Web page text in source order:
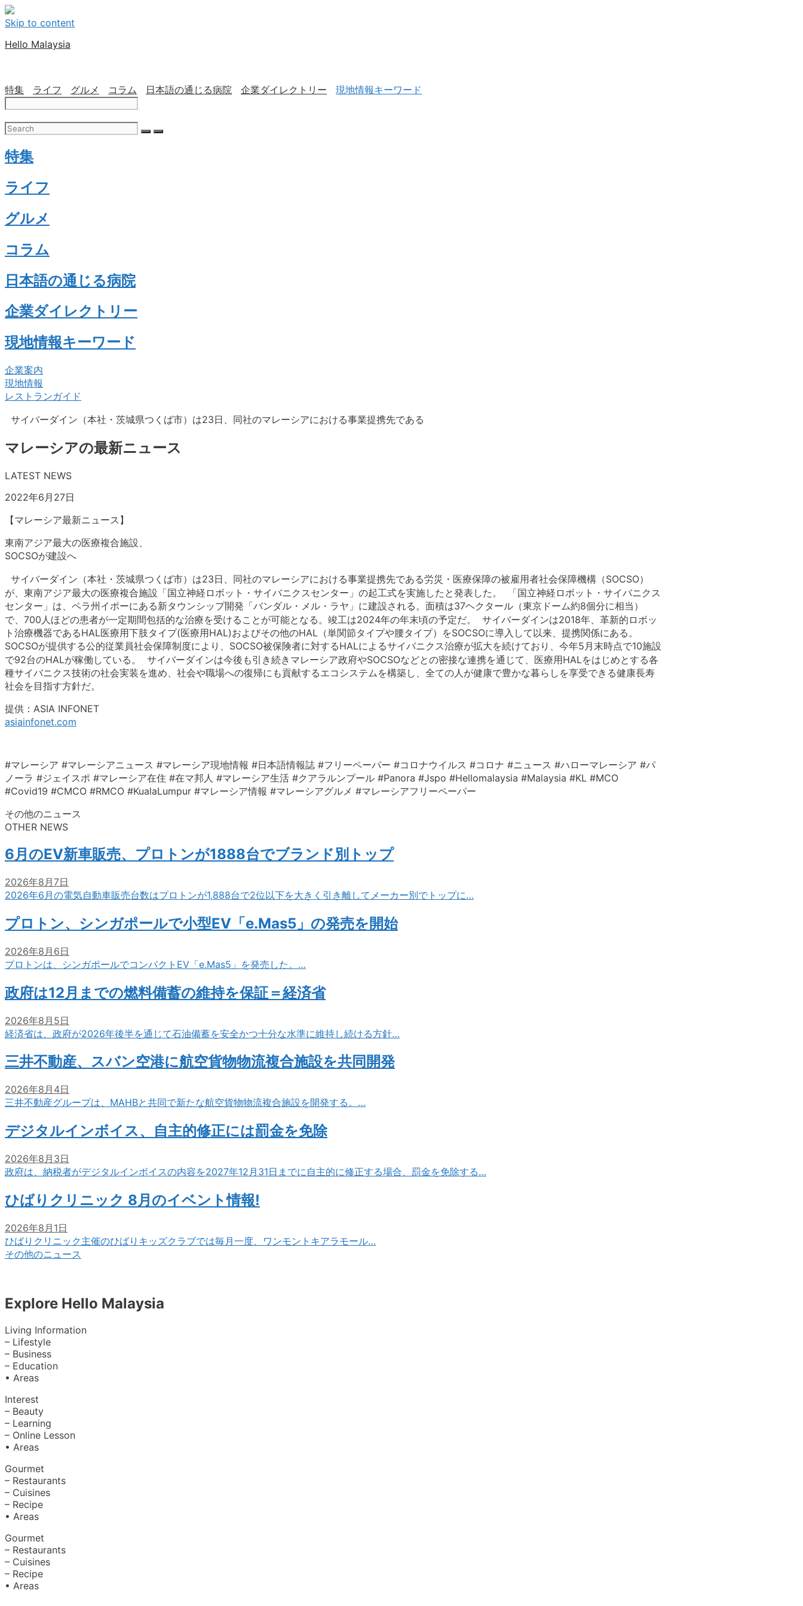
Skip to content
Hello Malaysia
特集 ライフ グルメ コラム 日本語の通じる病院 企業ダイレクトリー 現地情報キーワード
特集
ライフ
グルメ
コラム
日本語の通じる病院
企業ダイレクトリー
現地情報キーワード
企業案内
現地情報
レストランガイド
サイバーダイン（本社・茨城県つくば市）は23日、同社のマレーシアにおける事業提携先である
マレーシアの最新ニュース
LATEST NEWS
2022年6月27日
【マレーシア最新ニュース】
東南アジア最大の医療複合施設、
SOCSOが建設へ
サイバーダイン（本社・茨城県つくば市）は23日、同社のマレーシアにおける事業提携先である労災・医療保障の被雇用者社会保障機構（SOCSO）
が、東南アジア最大の医療複合施設「国立神経ロボット・サイバニクスセンター」の起工式を実施したと発表した。 「国立神経ロボット・サイバニクス
センター」は、ペラ州イポーにある新タウンシップ開発「バンダル・メル・ラヤ」に建設される。面積は37ヘクタール（東京ドーム約8個分に相当）
で、700人ほどの患者が一定期間包括的な治療を受けることが可能となる。竣工は2024年の年末頃の予定だ。 サイバーダインは2018年、革新的ロボッ
ト治療機器であるHAL医療用下肢タイプ(医療用HAL)およびその他のHAL（単関節タイプや腰タイプ）をSOCSOに導入して以来、提携関係にある。
SOCSOが提供する公的従業員社会保障制度により、SOCSO被保険者に対するHALによるサイバニクス治療が拡大を続けており、今年5月末時点で10施設
で92台のHALが稼働している。 サイバーダインは今後も引き続きマレーシア政府やSOCSOなどとの密接な連携を通じて、医療用HALをはじめとする各
種サイバニクス技術の社会実装を進め、社会や職場への復帰にも貢献するエコシステムを構築し、全ての人が健康で豊かな暮らしを享受できる健康長寿
社会を目指す方針だ。
提供：ASIA INFONET
asiainfonet.com
#マレーシア #マレーシアニュース #マレーシア現地情報 #日本語情報誌 #フリーペーパー #コロナウイルス #コロナ #ニュース #ハローマレーシア #パ
ノーラ #ジェイスポ #マレーシア在住 #在マ邦人 #マレーシア生活 #クアラルンプール #Panora #Jspo #Hellomalaysia #Malaysia #KL #MCO
#Covid19 #CMCO #RMCO #KualaLumpur #マレーシア情報 #マレーシアグルメ #マレーシアフリーペーパー
その他のニュース
OTHER NEWS
6月のEV新車販売、プロトンが1888台でブランド別トップ
2026年8月7日
2026年6月の電気自動車販売台数はプロトンが1,888台で2位以下を大きく引き離してメーカー別でトップに…
プロトン、シンガポールで小型EV「e.Mas5」の発売を開始
2026年8月6日
プロトンは、シンガポールでコンパクトEV「e.Mas5」を発売した。…
政府は12月までの燃料備蓄の維持を保証＝経済省
2026年8月5日
経済省は、政府が2026年後半を通じて石油備蓄を安全かつ十分な水準に維持し続ける方針…
三井不動産、スバン空港に航空貨物物流複合施設を共同開発
2026年8月4日
三井不動産グループは、MAHBと共同で新たな航空貨物物流複合施設を開発する。…
デジタルインボイス、自主的修正には罰金を免除
2026年8月3日
政府は、納税者がデジタルインボイスの内容を2027年12月31日までに自主的に修正する場合、罰金を免除する…
ひばりクリニック 8月のイベント情報!
2026年8月1日
ひばりクリニック主催のひばりキッズクラブでは毎月一度、ワンモントキアラモール…
その他のニュース
Explore Hello Malaysia
Living Information
– Lifestyle
– Business
– Education
• Areas
Interest
– Beauty
– Learning
– Online Lesson
• Areas
Gourmet
– Restaurants
– Cuisines
– Recipe
• Areas
Gourmet
– Restaurants
– Cuisines
– Recipe
• Areas